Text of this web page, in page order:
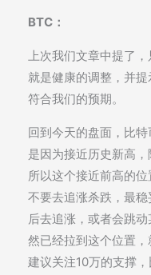
BTC：
上次我们文章中提了
就是健康的调整，并
符合我们的预期。
回到今天的盘面，比
是因为接近历史新高
所以这个接近前高的
不要去追涨杀跌，最
后去追涨，或者会跳
然已经拉到这个位置
建议关注10万的支撑